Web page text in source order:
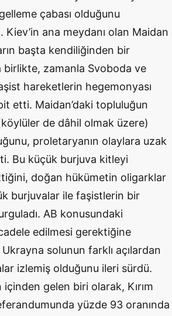
çabası olduğunu
Kiev’in ana meydanı olan Maidan
başta kendiliğinden bir
birlikte, zamanla Svoboda ve
hareketlerin hegemonyası
etti. Maidan’daki topluluğun
de dâhil olmak üzere)
proletaryanın olaylara uzak
Bu küçük burjuva kitleyi
doğan hükümetin oligarklar
burjuvalar ile faşistlerin bir
AB konusundaki
edilmesi gerektiğine
solunun farklı açılardan
izlemiş olduğunu ileri sürdü.
içinden gelen biri olarak, Kırım
yüzde 93 oranında